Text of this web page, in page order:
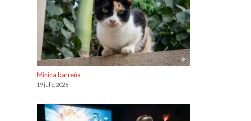
Minina barreña
19 julio, 2026